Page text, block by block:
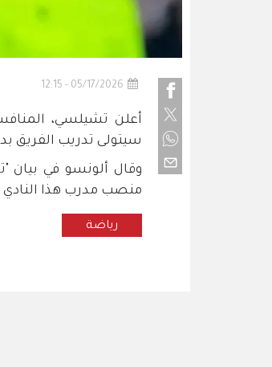
05/17/2026 - 12:15
أعلن تشيلسي،
سيتولى تدريب الفريق
وقال ألونسو في بيان
منصب مدرب هذا النادي
رياضة